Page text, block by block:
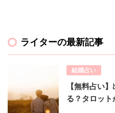
ライターの最新記事
結婚占い
【無料占い
る？タロット